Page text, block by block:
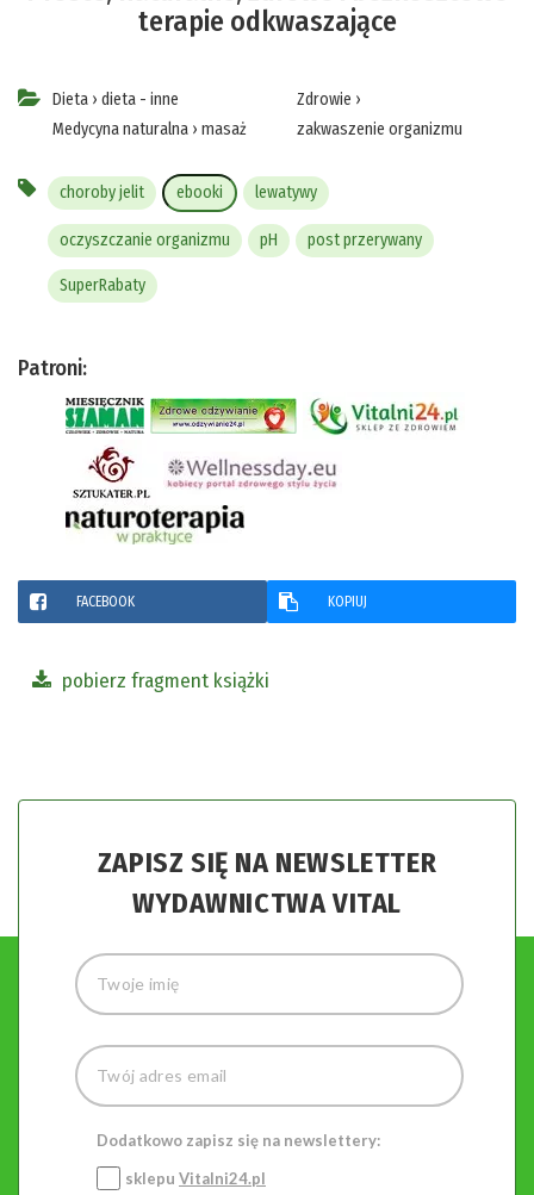
terapie odkwaszające
Dieta › dieta - inne
Medycyna naturalna › masaż
Zdrowie ›
zakwaszenie organizmu
choroby jelit ebooki lewatywy
oczyszczanie organizmu pH post przerywany
SuperRabaty
Patroni:
FACEBOOK KOPIUJ
pobierz fragment książki
ZAPISZ SIĘ NA NEWSLETTER
WYDAWNICTWA VITAL
Dodatkowo zapisz się na newslettery:
sklepu Vitalni24.pl